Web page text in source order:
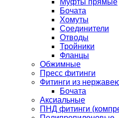
Муфты прямые
Бочата
Хомуты
Соединители
Отводы
Тройники
Фланцы
Обжимные
Пресс фитинги
Фитинги из
Бочата
Аксиальные
ПНД фитинги